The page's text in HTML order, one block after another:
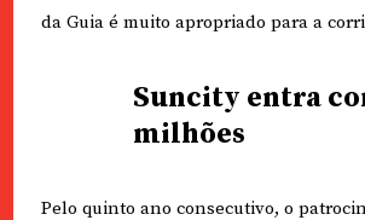
da Guia é muito apropriado para a
Suncity entra
milhões
Pelo quinto ano consecutivo, o